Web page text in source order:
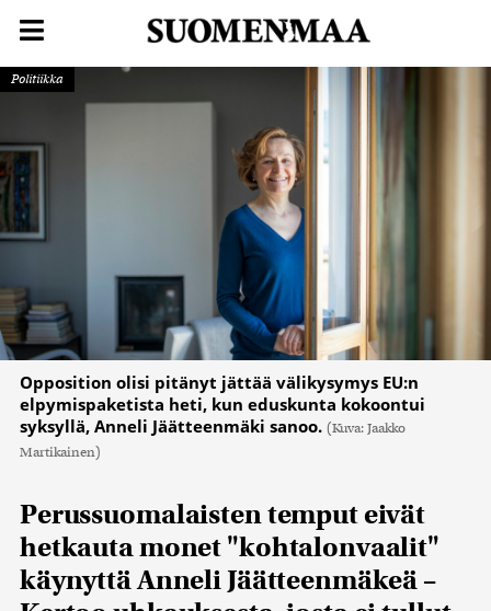
Politiikka
Opposition olisi pitänyt jättää välikysymys EU:n
elpymispaketista heti, kun eduskunta kokoontui
syksyllä, Anneli Jäätteenmäki sanoo. (Kuva: Jaakko
Martikainen)
Perussuomalaisten temput eivät
hetkauta monet "kohtalonvaalit"
käynyttä Anneli Jäätteenmäkeä –